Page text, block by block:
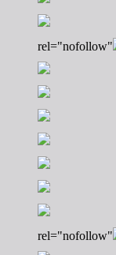
rel="nofollow"
rel="nofollow"